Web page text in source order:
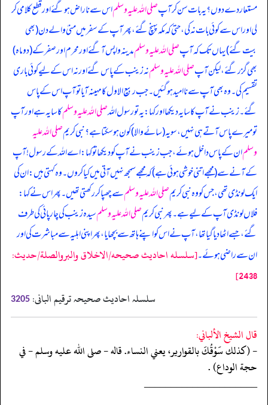
مستعار دے دوں؟ یہ بات سن کر آپصلی اللہ علیہ وسلماس سے ناراض ہو گئے اور قطع کلامی کر
لی اور اس سے کوئی بات نہ کی، حتی کہ مکہ پہنچ گئے، پھر آپ کے سفر میں منیٰ والے دن (بھی
بیت گئے) یہاں تک کہ آپصلی اللہ علیہ وسلممدینہ واپس آ گئے اور محرم اور صفر کے (‏‏‏‏دو ماہ)
بھی گزر گئے، لیکن آپصلی اللہ علیہ وسلمنہ زینب کے پاس گئے اور نہ اس کے لیے کوئی باری
تقسیم کی۔ وہ بھی آپ سے ناامید ہو گئیں۔ جب ربیع الاول کا مہینہ آیا تو آپ اس کے پاس
گئے۔ زینب نے آپ کا سایہ دیکھا اور کہا: یہ تو رسول اللہصلی اللہ علیہ وسلمکا سایہ ہے اور آپ
تو میرے پاس آتے ہی نہیں، سو یہ (‏‏‏‏سائے والا) کون ہو سکتا ہے؟ نبی کریمصلی اللہ علیہ
وسلمان کے پاس داخل ہوئے، جب زینب نے آپ کو دیکھا تو کہا: اے اللہ کے رسول! آپ
کے آنے سے (‏‏‏‏مجھے اتنی خوشی ہوئی ہے) کہ مجھے سمجھ نہیں آتی میں کیا کروں۔ وہ کہتی ہیں: ان کی
ایک لونڈی تھی، جس کو وہ نبی کریمصلی اللہ علیہ وسلمسے چھپا کر رکھتی تھیں۔ پھر ا‏‏‏‏س نے کہا:
فلاں لونڈی آپ کے لیے ہے۔ پھر نبی کریمصلی اللہ علیہ وسلمسیدہ زینب کی چارپائی کی طرف
گئے، جسے اٹھا دیا گیا تھا، آپ نے ا‏‏‏‏س کو اپنے ہاتھ سے بچھایا، پھر اپنی اہلیہ سے مباشرت کی اور
ا‏‏‏‏ن سے راضی ہوئے۔[سلسله احاديث صحيحه/الاخلاق والبروالصلة/حدیث:
2438]
سلسلہ احادیث صحیحہ ترقیم البانی: 3205
قال الشيخ الألباني:
- (كذلك سَوْقُكَ بالقوارير، يعني النساء. قاله - صلى الله عليه وسلم - في
حجة الوداع) .
‏‏‏‏_____________________